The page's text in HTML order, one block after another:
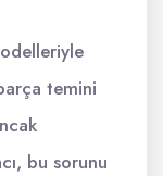
temini
bu sorunu